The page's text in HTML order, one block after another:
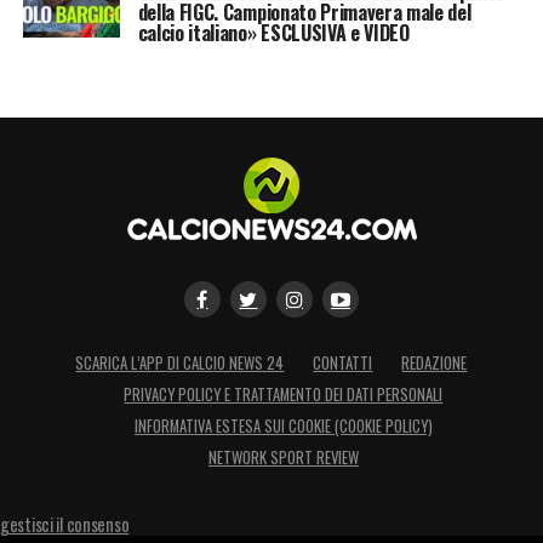
speranza di invertire il trend a partire dai
ancora in corsa.
LA PLAYLIST DELLE NOSTRE TOP NEWS
della FIGC. Campionato Primavera male del
calcio italiano» ESCLUSIVA e VIDEO
SCARICA L’APP DI CALCIO NEWS 24 CONTATTI
REDAZIONE
PRIVACY POLICY E TRATTAMENTO DEI DATI PERSONALI
INFORMATIVA ESTESA SUI COOKIE (COOKIE POLICY)
NETWORK SPORT REVIEW
gestisci il consenso